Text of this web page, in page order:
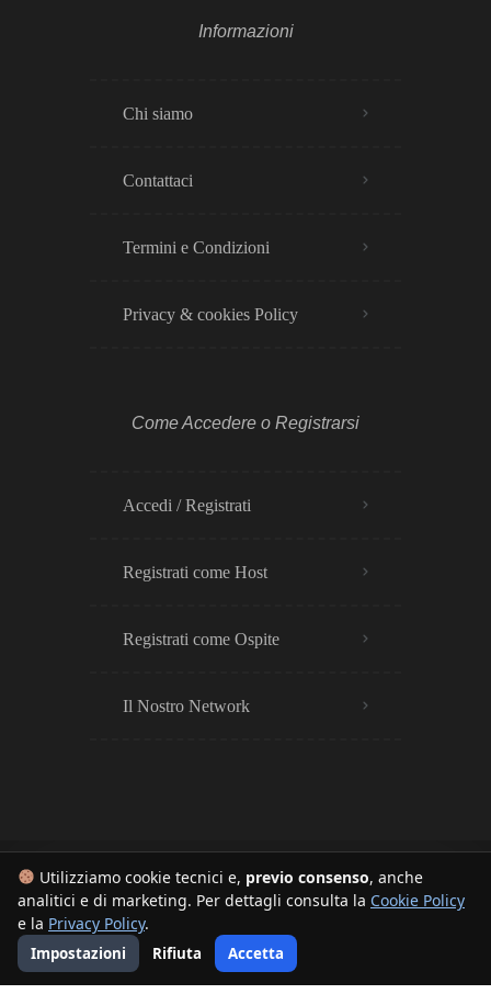
Informazioni
Chi siamo
Contattaci
Termini e Condizioni
Privacy & cookies Policy​
Come Accedere o Registrarsi
Accedi / Registrati
Registrati come Host
Registrati come Ospite
Il Nostro Network
© 2025 – BNB Europe™ è un sistema con plugin proprietari. Tutti i diritti sono riservati.
I contenuti sono tutelati da copyright e marca temporale, è vietata la copia o distribuzione non
autorizzata. Realizzato da Fibonacci Web– P.IVA: 02045600497
Utilizziamo cookie tecnici e, previo consenso, anche
analitici e di marketing. Per dettagli consulta la Cookie Policy
e la Privacy Policy.
Impostazioni Rifiuta Accetta